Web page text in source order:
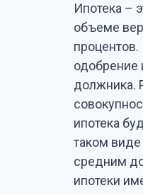
Ипотека –
объеме
одобрение
должника.
ипотека
таком
средним
ипотеки